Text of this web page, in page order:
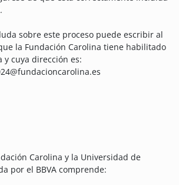
sobre este proceso puede escribir al
la Fundación Carolina tiene habilitado
y cuya dirección es:
Carolina y la Universidad de
por el BBVA comprende: